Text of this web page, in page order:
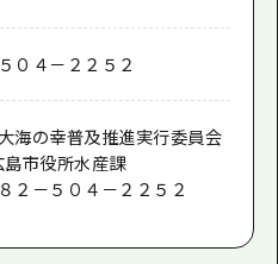
０４－２２５２
海の幸普及推進実行委員会
島市役所水産課
２－５０４－２２５２